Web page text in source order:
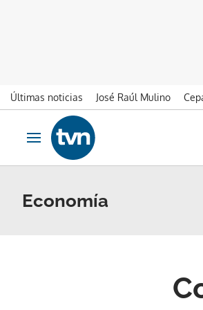
Últimas noticias José Raúl Mulino
Ir al contenido
Obrir navegació
Economía